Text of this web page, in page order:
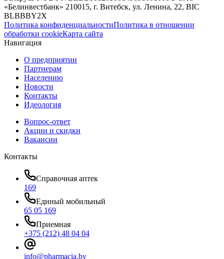
«Белинвестбанк» 210015, г. Витебск, ул. Ленина, 22, BIC
BLBBBY2X
Политика конфиденциальностиПолитика в отношении
обработки cookieКарта сайта
Навигация
О предприятии
Партнерам
Населению
Новости
Контакты
Идеология
Вопрос-ответ
Акции и скидки
Вакансии
Контакты
Справочная аптек
169
Единый мобильный
65 05 169
Приемная
+375 (212) 48 04 04
info@pharmacia.by